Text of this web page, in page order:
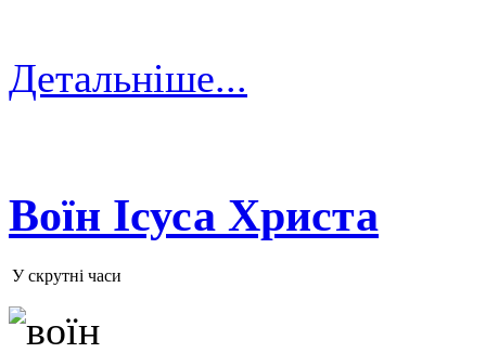
Детальніше...
Воїн Ісуса Христа
У скрутні часи